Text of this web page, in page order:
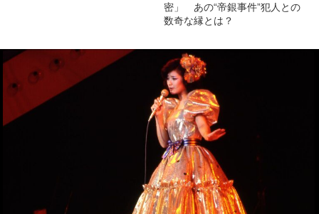
密」 あの“帝銀事件”犯人との
数奇な縁とは？